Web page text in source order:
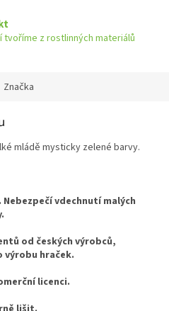
tvoříme z rostlinných materiálů
Značka
mládě mysticky zelené barvy.
vdechnutí malých
od českých výrobců,
hraček.
licenci.